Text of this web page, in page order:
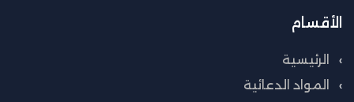
الأقسام
الرئيسية
المواد الدعائية